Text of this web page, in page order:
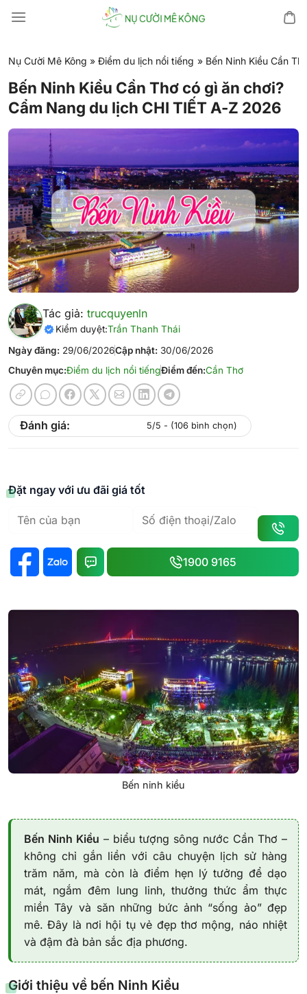
đến
dung
Nụ Cười Mê Kông » Điểm du lịch nổi tiếng » Bến Ninh Kiều Cần
Bến Ninh Kiều Cần Thơ có gì ăn chơi?
Cẩm Nang du lịch CHI TIẾT A-Z 2026
Tác giả: trucquyenln
Kiểm duyệt:Trần Thanh Thái
Ngày đăng: 29/06/2026Cập nhật: 30/06/2026
Chuyên mục:Điểm du lịch nổi tiếngĐiểm đến:Cần Thơ
Đánh giá: 5/5 - (106 bình chọn)
Đặt ngay với ưu đãi giá tốt
1900 9165
Bến ninh kiều
Bến Ninh Kiều – biểu tượng sông nước Cần Thơ –
không chỉ gắn liền với câu chuyện lịch sử hàng
trăm năm, mà còn là điểm hẹn lý tưởng để dạo
mát, ngắm đêm lung linh, thưởng thức ẩm thực
miền Tây và săn những bức ảnh “sống ảo” đẹp
mê. Đây là nơi hội tụ vẻ đẹp thơ mộng, náo nhiệt
và đậm đà bản sắc địa phương.
Giới thiệu về bến Ninh Kiều